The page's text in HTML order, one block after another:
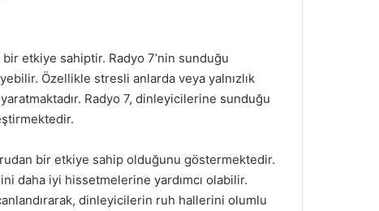
etkiye sahiptir. Radyo 7’nin sunduğu
Özellikle stresli anlarda veya yalnızlık
Radyo 7, dinleyicilerine sunduğu
bir etkiye sahip olduğunu göstermektedir.
daha iyi hissetmelerine yardımcı olabilir.
dinleyicilerin ruh hallerini olumlu